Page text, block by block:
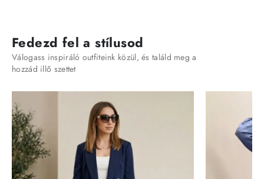
Fedezd fel a stílusod
Válogass inspiráló outfiteink közül, és találd meg a
hozzád illő szettet